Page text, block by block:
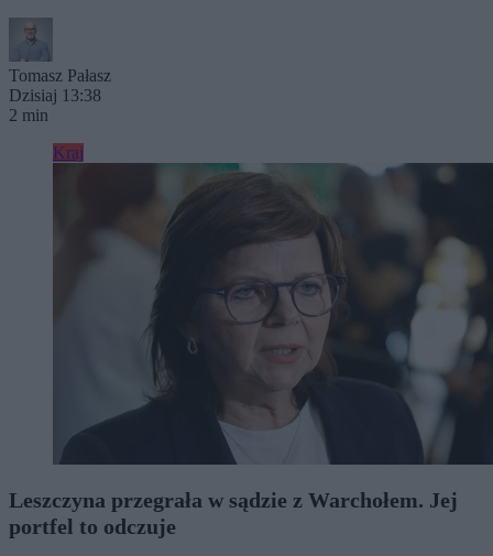
Tomasz Pałasz
Dzisiaj 13:38
2 min
Kraj
Leszczyna przegrała w sądzie z Warchołem. Jej
portfel to odczuje